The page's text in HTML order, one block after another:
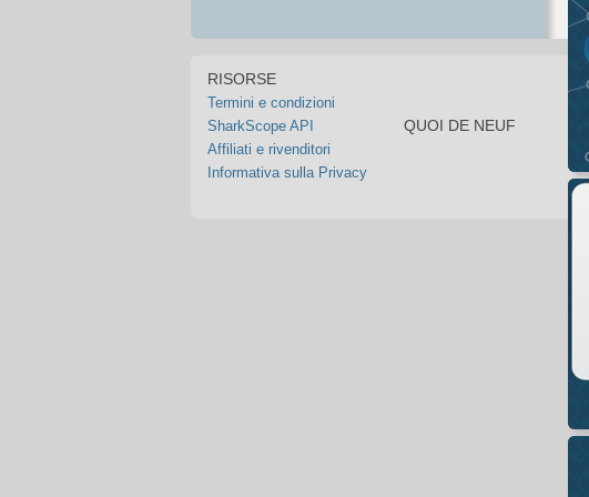
RISORSE
Termini e condizioni
SharkScope API
Affiliati e rivenditori
Informativa sulla Privacy
QUOI DE NEUF